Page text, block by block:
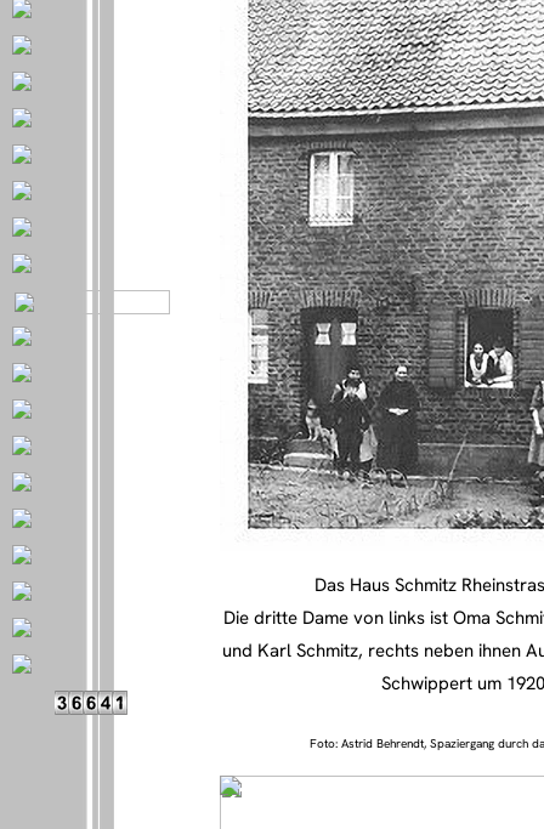
Das Haus Schmitz
Die dritte Dame von links ist Oma
und Karl Schmitz, rechts neben ihnen
Schwippert um 1920
Foto: Astrid Behrendt, Spaziergang durch